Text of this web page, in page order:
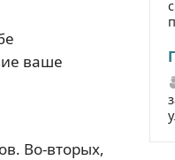
ваше
Во-вторых,